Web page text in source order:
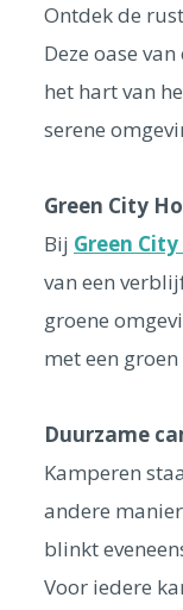
Ontdek de
Deze oase
het hart van
serene
Green City
Bij Green
van een
groene
met een
Duurzame
Kamperen
andere
blinkt
Voor iedere